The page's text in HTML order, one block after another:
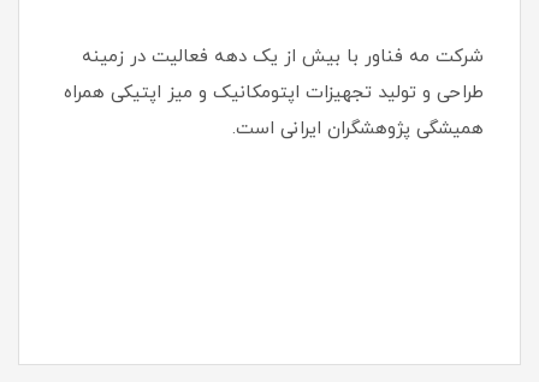
شرکت مه فناور با بیش از یک دهه فعالیت در زمینه
طراحی و تولید تجهیزات اپتومکانیک و میز اپتیکی همراه
همیشگی پژوهشگران ایرانی است.